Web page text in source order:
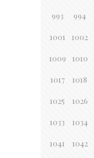
993 994
1001 1002
1009 1010
1017 1018
1025 1026
1033 1034
1041 1042